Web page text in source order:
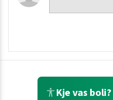
Kje vas boli?